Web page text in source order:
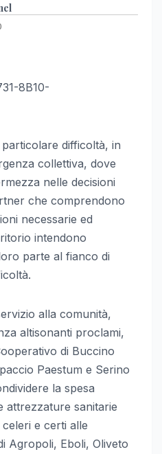
difficoltà, in
collettiva, dove
nelle decisioni
che comprendono
necessarie ed
intendono
parte al fianco di
alla comunità,
altisonanti proclami,
di Buccino
Paestum e Serino
la spesa
sanitarie
e certi alle
Agropoli, Eboli, Oliveto